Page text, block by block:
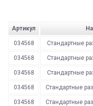
Артикул
034568 Стандартные
034568 Стандартные
034568 Стандартные
034568 Стандартные
034568 Стандартные